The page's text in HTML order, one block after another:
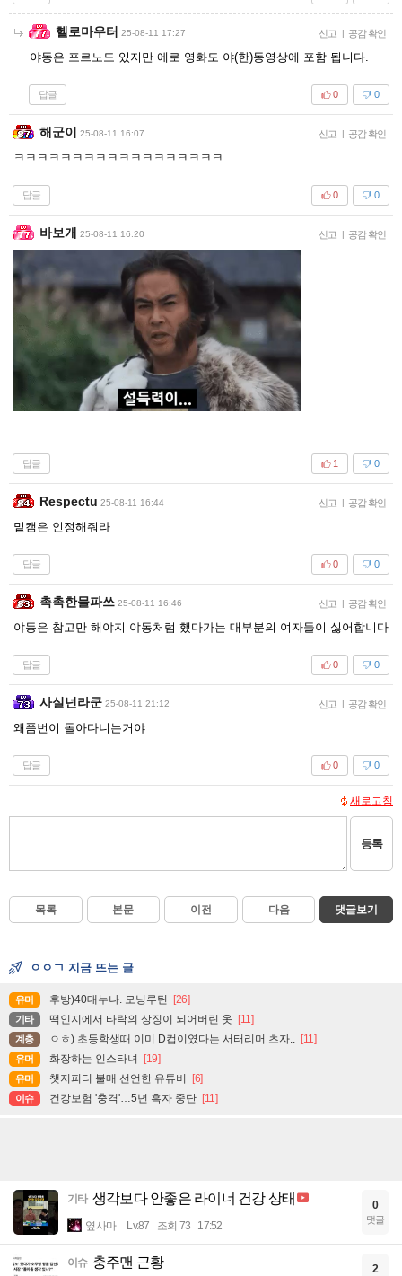
헬로마우터 25-08-11 17:27 신고 | 공감 확인
야동은 포르노도 있지만 에로 영화도 야(한)동영상에 포함 됩니다.
답글 0
0
해군이 25-08-11 16:07 신고 | 공감 확인
ㅋㅋㅋㅋㅋㅋㅋㅋㅋㅋㅋㅋㅋㅋㅋㅋㅋㅋ
답글 0
0
바보개 25-08-11 16:20 신고 | 공감 확인
답글 0
1
Respectu 25-08-11 16:44 신고 | 공감 확인
밑캠은 인정해줘라
답글 0
0
촉촉한물파쓰 25-08-11 16:46 신고 | 공감 확인
야동은 참고만 해야지 야동처럼 했다가는 대부분의 여자들이 싫어합니다
답글 0
0
사실넌라쿤 25-08-11 21:12 신고 | 공감 확인
왜품번이 돌아다니는거야
답글 0
0
새로고침
등록
목록 본문 이전 다음 댓글보기
ㅇㅇㄱ 지금 뜨는 글
유머 후방)40대누나. 모닝루틴 [26]
기타 떡인지에서 타락의 상징이 되어버린 옷 [11]
계층 ㅇㅎ) 초등학생때 이미 D컵이였다는 서터리머 츠자.. [11]
유머 화장하는 인스타녀 [19]
유머 챗지피티 불매 선언한 유튜버 [6]
이슈 건강보험 '충격'…5년 흑자 중단 [11]
기타 생각보다 안좋은 라이너 건강 상태
옆사마 Lv.87 조회 73 17:52
0
댓글
이슈 충주맨 근황 2